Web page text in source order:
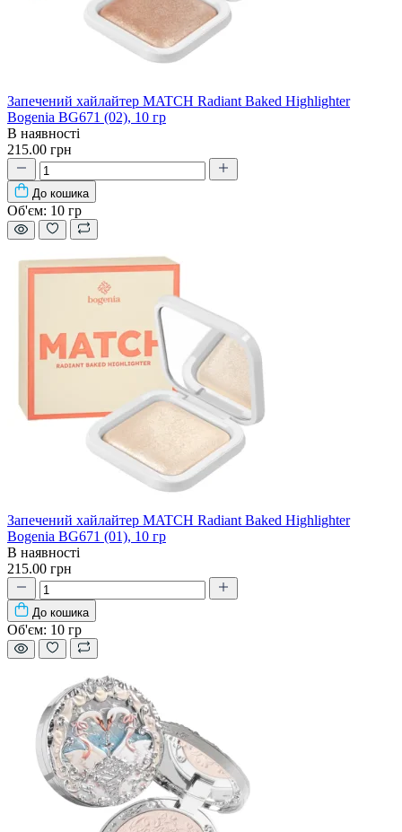
Запечений хайлайтер MATCH Radiant Baked Highlighter
Bogenia BG671 (02), 10 гр
В наявності
215.00 грн
До кошика
Об'єм: 10 гр
Запечений хайлайтер MATCH Radiant Baked Highlighter
Bogenia BG671 (01), 10 гр
В наявності
215.00 грн
До кошика
Об'єм: 10 гр